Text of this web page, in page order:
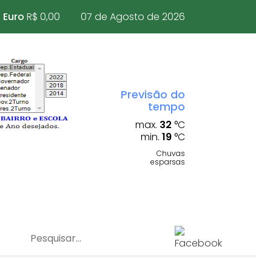
Euro R$ 0,00 07 de Agosto de 2026
Previsão do
tempo
max. 32 °C
min. 19 °C
Chuvas
esparsas